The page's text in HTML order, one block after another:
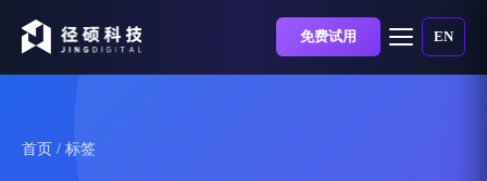
免费试用 EN
首页 / 标签